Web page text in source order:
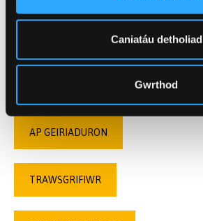
Caniatáu detholiad
Gwrthod
TIWTORIALAU CYSGLIAD
AP GEIRIADURON
TRAWSGRIFIWR